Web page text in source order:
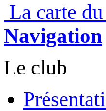
La carte
Navigation
Le club